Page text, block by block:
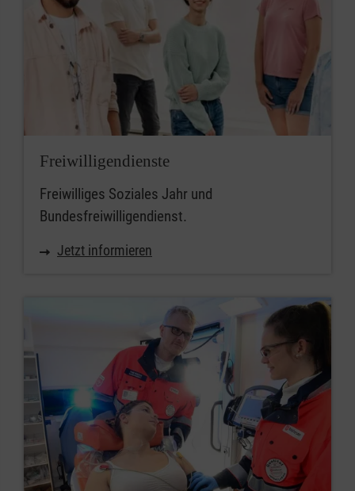
Freiwilligendienste
Freiwilliges Soziales Jahr und
Bundesfreiwilligendienst.
Jetzt informieren